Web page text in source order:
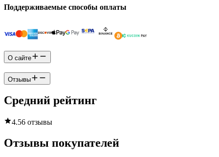
Поддерживаемые способы оплаты
О сайте
Отзывы
Средний рейтинг
4.56 отзывы
Отзывы покупателей